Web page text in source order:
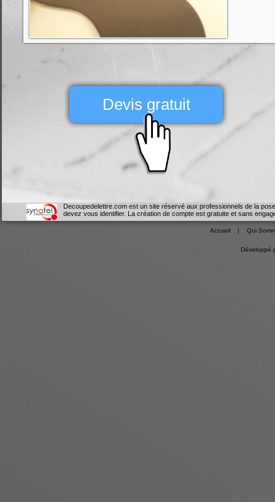
Devis gratuit
Decoupedelettre.com est un site réservé aux professionnels de la
devez vous identifier. La création de compte est gratuite et sans
Accueil | Qui
Développé